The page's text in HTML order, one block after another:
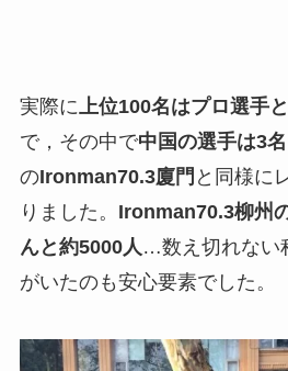
実際に 上位100名はプロ選手
で，その中で中国の選手は3名
のIronman70.3廈門 と同様に
りました。 Ironman70.3柳州
んと約5000人 …数え切れない
がいたのも安心要素でした。